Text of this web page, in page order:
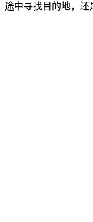
途中寻找目的地，还